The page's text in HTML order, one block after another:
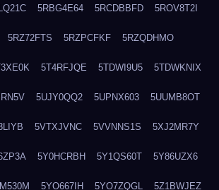
5RBG4E64 5RCDBBFD 5ROV8T2I
5RZ72FTS 5RZPCFKF 5RZQDHMO
5T4RFJQE 5TDWI9U5 5TDWKNIX
5UJY0QQ2 5UPNX603 5UUMB8OT
5VTXJVNC 5VVNNS1S 5XJ2MR7Y
5Y0HCRBH 5Y1QS60T 5Y86UZX6
5YO667IH 5YO7ZQGL 5Z1BWJEZ